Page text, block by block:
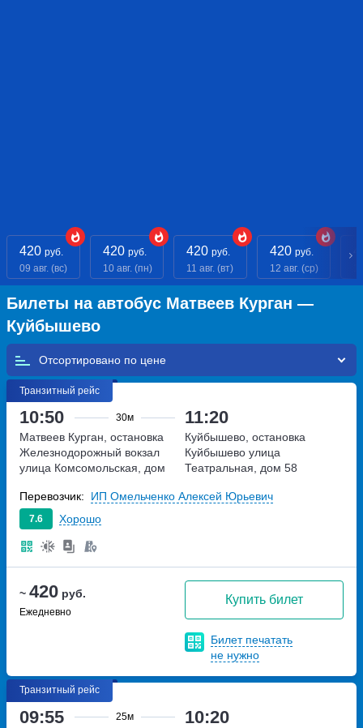
420 руб.
09 авг. (вс)
420 руб.
10 авг. (пн)
420 руб.
11 авг. (вт)
420 руб.
12 авг. (ср)
Билеты на автобус Матвеев Курган —
Куйбышево
Отсортировано по
Транзитный рейс
10:50 30м 11:20
~ 420 руб.
Ежедневно
Купить билет
Билет печатать
не нужно
Матвеев Курган, остановка
Железнодорожный вокзал
улица Комсомольская, дом
Куйбышево, остановка
Куйбышево улица
Театральная, дом 58
7.6 Хорошо
Перевозчик: ИП Омельченко Алексей Юрьевич
Транзитный рейс
09:55 25м 10:20